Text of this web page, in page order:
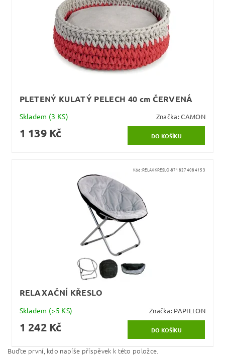
PLETENÝ KULATÝ PELECH 40 cm ČERVENÁ
Skladem (3 KS) Značka:CAMON
1 139 Kč
Kód:RELAXKRESLO-8718274084153
RELAXAČNÍ KŘESLO
Skladem (>5 KS) Značka: PAPILLON
1 242 Kč
Buďte první, kdo napíše příspěvek k této položce.